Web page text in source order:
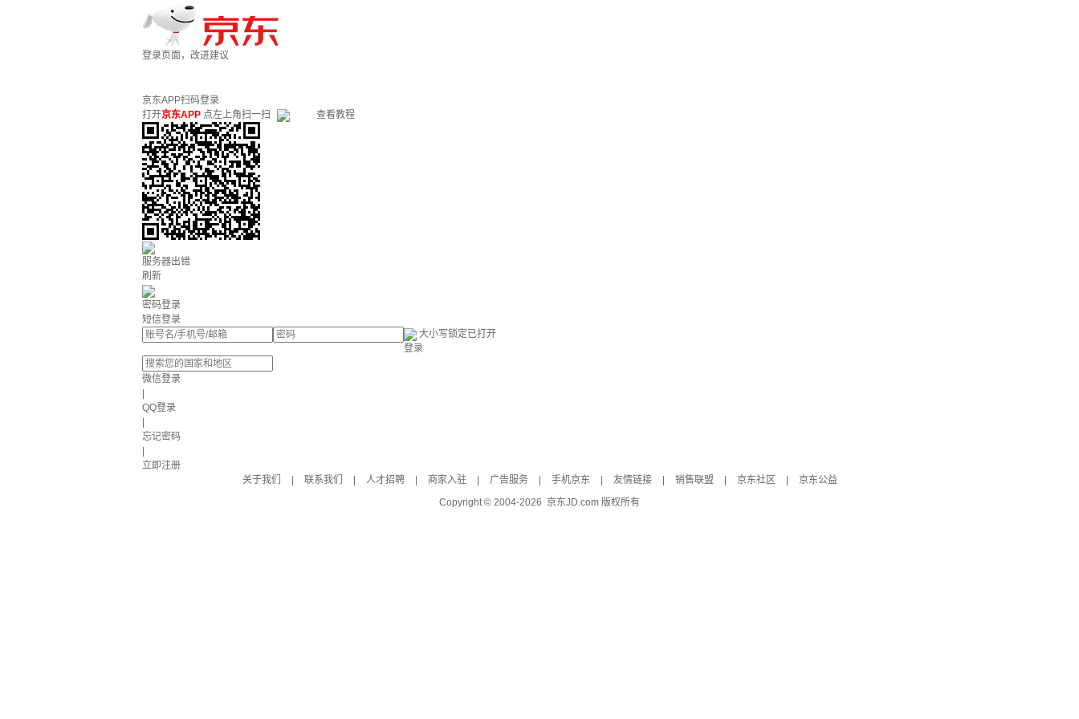
登录页面，改进建议
京东APP扫码登录
打开京东APP 点左上角扫一扫 查看教程
服务器出错
刷新
密码登录
短信登录
大小写锁定已打开
登录
微信登录
QQ登录
忘记密码
立即注册
关于我们
联系我们 人才招聘 商家入驻 广告服务 手机京东 友情链接 销售联盟 京东社区
京东公益
Copyright © 2004-2026 京东JD.com 版权所有